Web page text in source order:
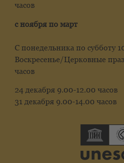
часов
с ноября по март
С понедельника по субботу
Воскресенье/Церковные
часов
24 декабря 9.00-12.00 часов
31 декабря 9.00-14.00 часов